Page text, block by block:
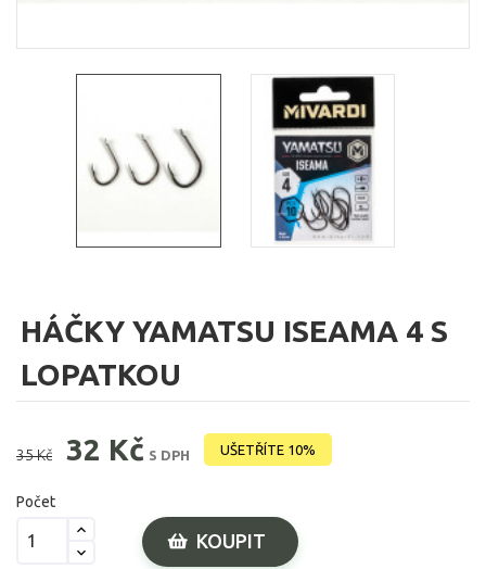
HÁČKY YAMATSU ISEAMA 4 S
LOPATKOU
35 Kč 32 Kč S DPH UŠETŘÍTE 10%
Počet
KOUPIT